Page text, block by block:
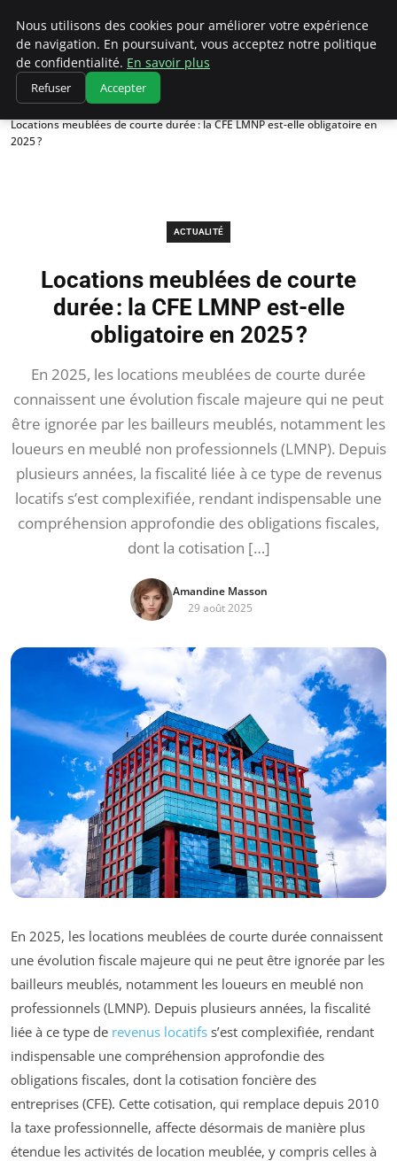
Chasseur De Tête
Accueil
Actualité
Locations meublées de courte durée : la CFE LMNP est-elle obligatoire en
2025 ?
ACTUALITÉ
Locations meublées de courte
durée : la CFE LMNP est-elle
obligatoire en 2025 ?
En 2025, les locations meublées de courte durée
connaissent une évolution fiscale majeure qui ne peut
être ignorée par les bailleurs meublés, notamment les
loueurs en meublé non professionnels (LMNP). Depuis
plusieurs années, la fiscalité liée à ce type de revenus
locatifs s’est complexifiée, rendant indispensable une
compréhension approfondie des obligations fiscales,
dont la cotisation […]
Amandine Masson
29 août 2025
En 2025, les locations meublées de courte durée connaissent
une évolution fiscale majeure qui ne peut être ignorée par les
bailleurs meublés, notamment les loueurs en meublé non
professionnels (LMNP). Depuis plusieurs années, la fiscalité
liée à ce type de revenus locatifs s’est complexifiée, rendant
indispensable une compréhension approfondie des
obligations fiscales, dont la cotisation foncière des
entreprises (CFE). Cette cotisation, qui remplace depuis 2010
la taxe professionnelle, affecte désormais de manière plus
étendue les activités de location meublée, y compris celles à
Nous utilisons des cookies pour améliorer votre expérience
de navigation. En poursuivant, vous acceptez notre politique
de confidentialité. En savoir plus
Refuser Accepter